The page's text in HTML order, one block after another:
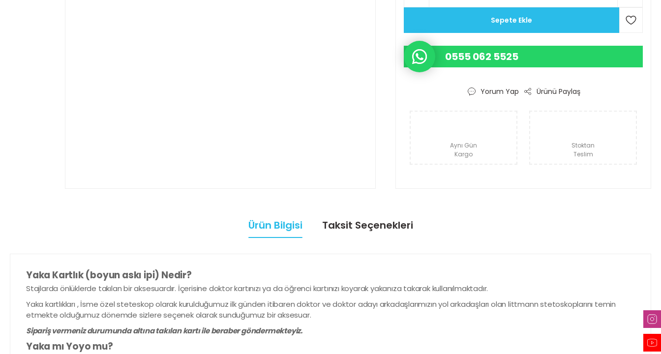
Sepete Ekle
0555 062 5525
Yorum Yap Ürünü Paylaş
Aynı Gün
Kargo
Stoktan
Teslim
Ürün Bilgisi Taksit Seçenekleri
Yaka Kartlık (boyun askı ipi) Nedir?
Stajlarda önlüklerde takılan bir aksesuardır. İçerisine doktor kartınızı ya da öğrenci kartınızı koyarak yakanıza takarak kullanılmaktadır.
Yaka kartlıkları , İsme özel steteskop olarak kurulduğumuz ilk günden itibaren doktor ve doktor adayı arkadaşlarımızın yol arkadaşları olan littmann stetoskoplarını temin
etmekte olduğumuz dönemde sizlere seçenek olarak sunduğumuz bir aksesuar.
Sipariş vermeniz durumunda altına takılan kartı ile beraber göndermekteyiz.
Yaka mı Yoyo mu?